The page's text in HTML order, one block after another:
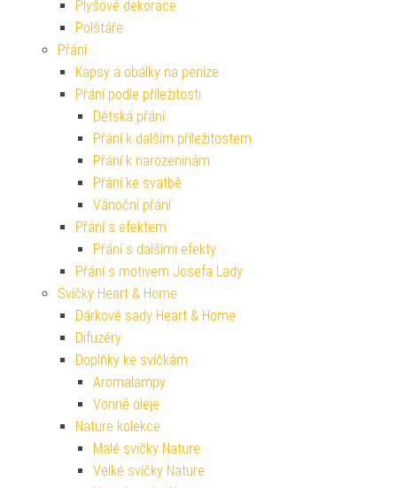
Plyšové dekorace
Polštáře
Přání
Kapsy a obálky na peníze
Přání podle příležitosti
Dětská přání
Přání k dalším příležitostem
Přání k narozeninám
Přání ke svatbě
Vánoční přání
Přání s efektem
Přání s dalšími efekty
Přání s motivem Josefa Lady
Svíčky Heart & Home
Dárkové sady Heart & Home
Difuzéry
Doplňky ke svíčkám
Aromalampy
Vonné oleje
Nature kolekce
Malé svíčky Nature
Velké svíčky Nature